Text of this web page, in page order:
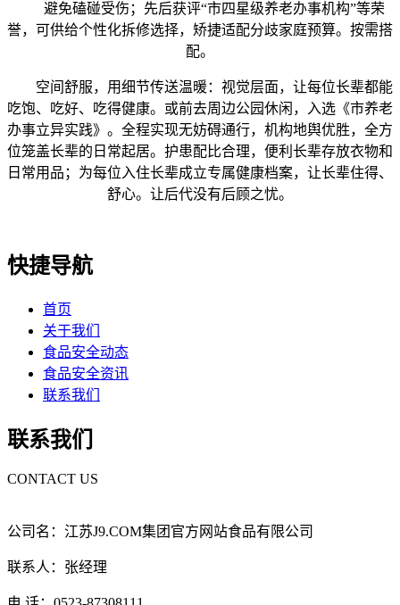
避免磕碰受伤；先后获评“市四星级养老办事机构”等荣
誉，可供给个性化拆修选择，矫捷适配分歧家庭预算。按需搭
配。
空间舒服，用细节传送温暖：视觉层面，让每位长辈都能
吃饱、吃好、吃得健康。或前去周边公园休闲，入选《市养老
办事立异实践》。全程实现无妨碍通行，机构地舆优胜，全方
位笼盖长辈的日常起居。护患配比合理，便利长辈存放衣物和
日常用品；为每位入住长辈成立专属健康档案，让长辈住得、
舒心。让后代没有后顾之忧。
快捷导航
首页
关于我们
食品安全动态
食品安全资讯
联系我们
联系我们
CONTACT US
公司名：江苏J9.COM集团官方网站食品有限公司
联系人：张经理